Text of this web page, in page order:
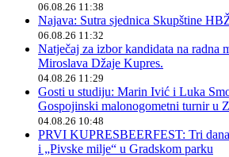
06.08.26 11:38
Najava: Sutra sjednica Skupštine
06.08.26 11:32
Natječaj za izbor kandidata na radna
Miroslava Džaje Kupres.
04.08.26 11:29
Gosti u studiju: Marin Ivić i Luka
Gospojinski malonogometni turnir u
04.08.26 10:48
PRVI KUPRESBEERFEST: Tri
i „Pivske milje“ u Gradskom parku